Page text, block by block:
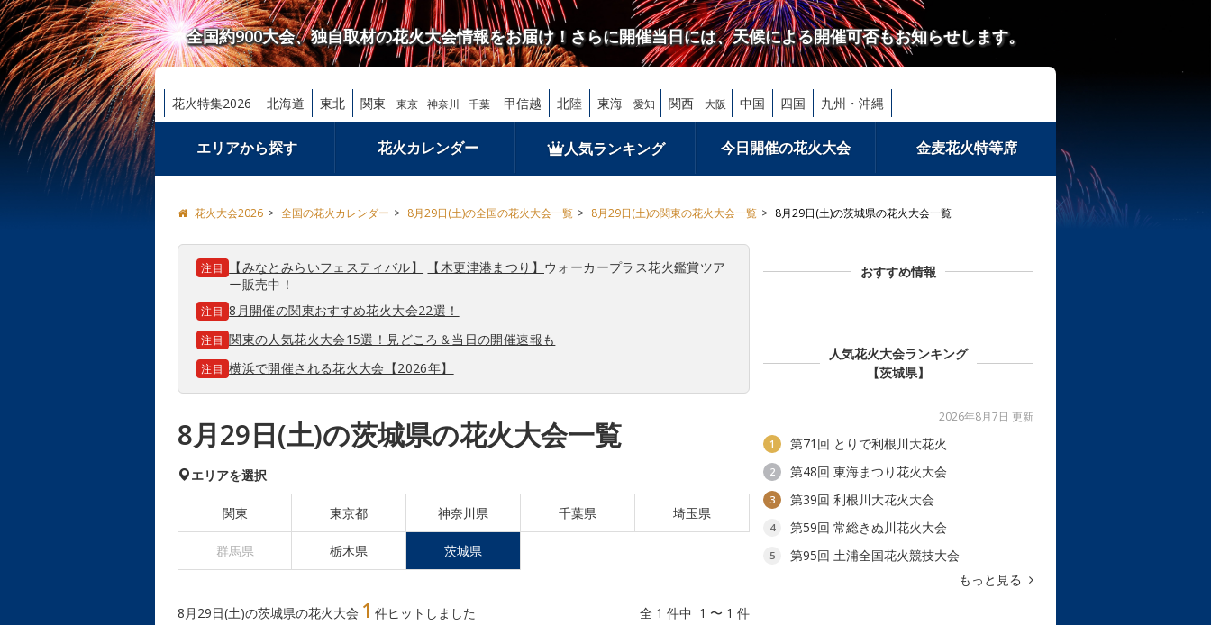
全国約900大会、独自取材の花火大会情報をお届け！さらに開催当日には、天候による開催可否もお知らせします。
花火特集2026 北海道 東北 関東 東京 神奈川 千葉 甲信越 北陸 東海 愛知 関西 大阪 中国 四国 九州・沖縄
エリアから探す 花火カレンダー 人気ランキング 今日開催の花火大会 金麦花火特等席
花火大会2026 全国の花火カレンダー 8月29日(土)の全国の花火大会一覧 8月29日(土)の関東の花火大会一覧 8月29日(土)の茨城県の花火大会一覧
注目 【みなとみらいフェスティバル】 【木更津港まつり】 ウォーカープラス花火鑑賞ツア
ー販売中！
注目 8月開催の関東おすすめ花火大会22選！
注目 関東の人気花火大会15選！見どころ＆当日の開催速報も
注目 横浜で開催される花火大会【2026年】
8月29日(土)の茨城県の花火大会一覧
エリアを選択
関東 東京都 神奈川県 千葉県 埼玉県
群馬県 栃木県 茨城県
8月29日(土)の茨城県の花火大会 1 件ヒットしました 全 1 件中 1 〜 1 件
おすすめ情報
人気花火大会ランキング
【茨城県】
2026年8月7日 更新
1 第71回 とりで利根川大花火
2 第48回 東海まつり花火大会
3 第39回 利根川大花火大会
4 第59回 常総きぬ川花火大会
5
第95回 土浦全国花火競技大会
もっと見る